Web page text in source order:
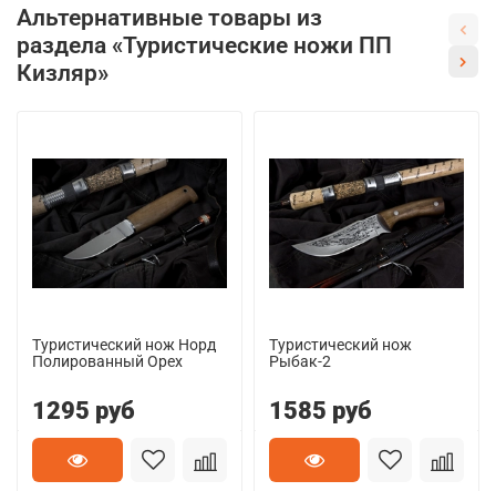
Альтернативные товары из
раздела «Туристические ножи ПП
Кизляр»
Туристический нож Норд
Полированный Орех
1295 руб
Туристический нож
Рыбак-2
1585 руб